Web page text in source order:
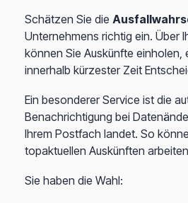
Schätzen Sie die
Unternehmens richtig ein. Über
können Sie Auskünfte einholen,
innerhalb kürzester Zeit
Ein besonderer Service ist die
Benachrichtigung bei
Ihrem Postfach landet. So
topaktuellen Auskünften
Sie haben die Wahl: